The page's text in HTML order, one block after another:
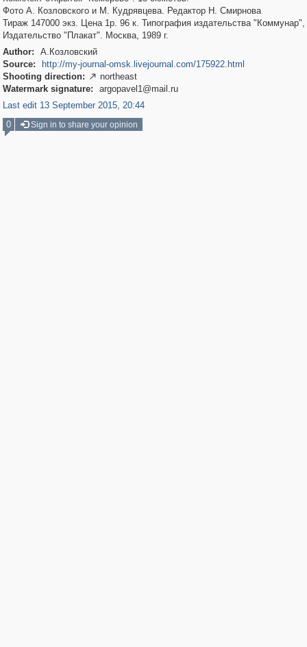
Фото А. Козловского и М. Кудрявцева. Редактор Н. Смирнова
Тираж 147000 экз. Цена 1р. 96 к. Типография издательства "Коммунар",
Издательство "Плакат". Москва, 1989 г.
Author:
А.Козловский
Source:
http://my-journal-omsk.livejournal.com/175922.html
Shooting direction:  northeast
Watermark signature:
argopavel1@mail.ru
Last edit 13 September 2015, 20:44
0
Sign in to share your opinion